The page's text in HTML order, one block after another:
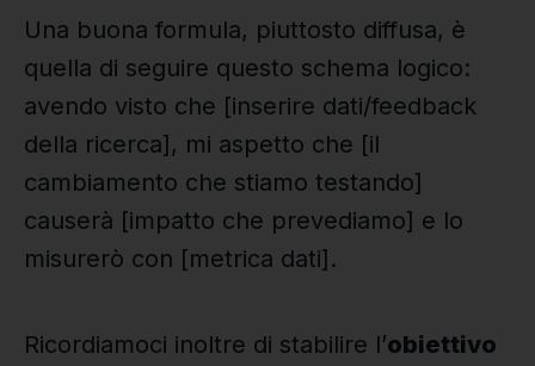
Una buona formula, piuttosto diffusa, è
quella di seguire questo schema logico:
avendo visto che [inserire dati/feedback
della ricerca], mi aspetto che [il
cambiamento che stiamo testando]
causerà [impatto che prevediamo] e lo
misurerò con [metrica dati].
Ricordiamoci inoltre di stabilire l’obiettivo